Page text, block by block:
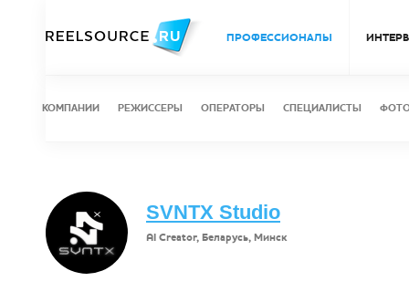
ПРОФЕССИОНАЛЫ
КОМПАНИИ РЕЖИССЕРЫ ОПЕРАТОРЫ СПЕЦИАЛИСТЫ
SVNTX Studio
AI Creator, Беларусь, Минск